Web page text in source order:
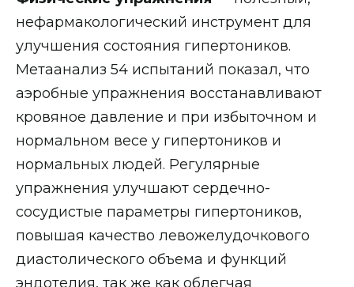
нефармакологический инструмент для
улучшения состояния гипертоников.
Метаанализ 54 испытаний показал, что
аэробные упражнения восстанавливают
кровяное давление и при избыточном и
нормальном весе у гипертоников и
нормальных людей. Регулярные
упражнения улучшают сердечно-
сосудистые параметры гипертоников,
повышая качество левожелудочкового
диастолического объема и функций
эндотелия, так же как облегчая